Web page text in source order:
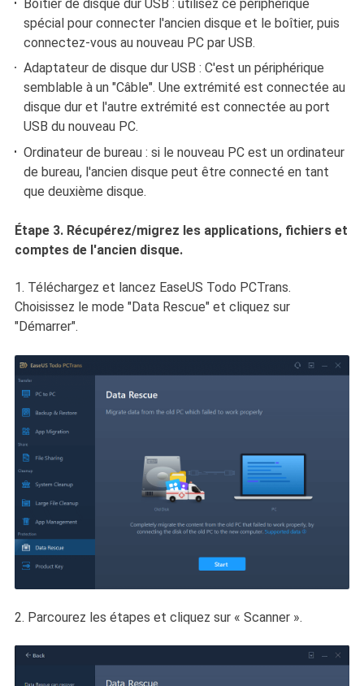
Boîtier de disque dur USB : utilisez ce périphérique
spécial pour connecter l'ancien disque et le boîtier, puis
connectez-vous au nouveau PC par USB.
Adaptateur de disque dur USB : C'est un périphérique
semblable à un "Câble". Une extrémité est connectée au
disque dur et l'autre extrémité est connectée au port
USB du nouveau PC.
Ordinateur de bureau : si le nouveau PC est un ordinateur
de bureau, l'ancien disque peut être connecté en tant
que deuxième disque.
Étape 3. Récupérez/migrez les applications, fichiers et
comptes de l'ancien disque.
1. Téléchargez et lancez EaseUS Todo PCTrans.
Choisissez le mode "Data Rescue" et cliquez sur
"Démarrer".
2. Parcourez les étapes et cliquez sur « Scanner ».